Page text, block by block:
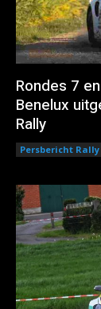
Rondes 7
Benelux
Rally
Persbericht Rally